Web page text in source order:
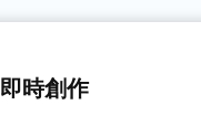
即時創作